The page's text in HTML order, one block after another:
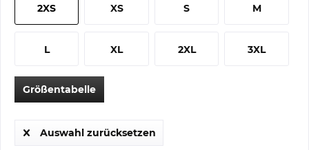
2XS XS S M
L XL 2XL 3XL
Größentabelle
Auswahl zurücksetzen